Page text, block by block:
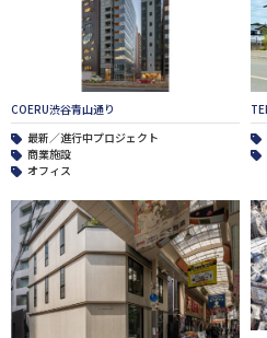
COERU渋谷青山通り
最新／進行中プロジェクト
商業施設
オフィス